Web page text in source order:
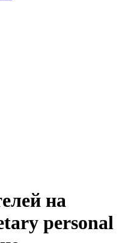
на
personal